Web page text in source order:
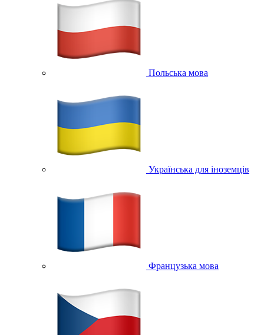
Польська мова
Українська для іноземців
Французька мова